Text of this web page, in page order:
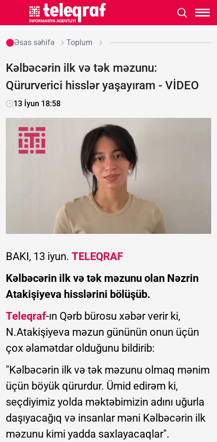
Əsas səhifə Toplum
Kəlbəcərin ilk və tək məzunu:
Qürurverici hisslər yaşayıram - VİDEO
13 İyun 18:58
BAKI, 13 iyun. TELEQRAF
Kəlbəcərin ilk və tək məzunu olan Nəzrin
Atakişiyeva hisslərini bölüşüb.
Teleqraf-ın Qərb bürosu xəbər verir ki,
N.Atakişiyeva məzun gününün onun üçün
çox əlamətdar olduğunu bildirib:
"Kəlbəcərin ilk və tək məzunu olmaq mənim
üçün böyük qürurdur. Ümid edirəm ki,
seçdiyimiz yolda məktəbimizin adını uğurla
daşıyacağıq və insanlar məni Kəlbəсərin ilk
məzunu kimi yadda saxlayacaqlar".